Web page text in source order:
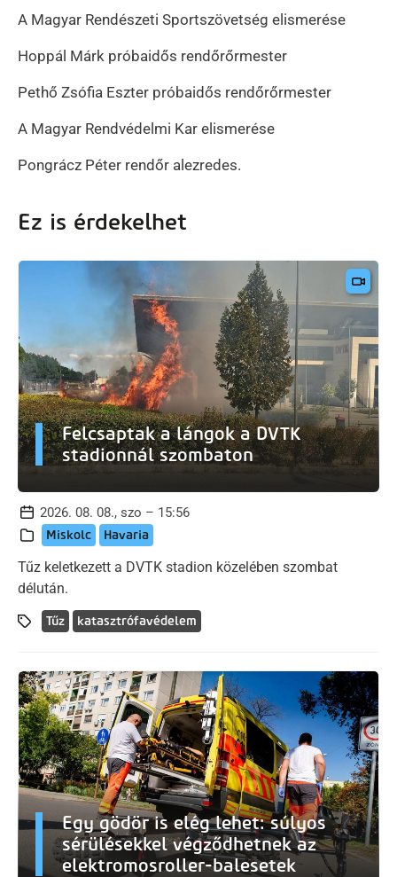
A Magyar Rendészeti Sportszövetség elismerése
Hoppál Márk próbaidős rendőrőrmester
Pethő Zsófia Eszter próbaidős rendőrőrmester
A Magyar Rendvédelmi Kar elismerése
Pongrácz Péter rendőr alezredes.
Ez is érdekelhet
Felcsaptak a lángok a DVTK
stadionnál szombaton
2026. 08. 08., szo – 15:56
Miskolc Havaria
Tűz keletkezett a DVTK stadion közelében szombat
délután.
Tűz katasztrófavédelem
Egy gödör is elég lehet: súlyos
sérülésekkel végződhetnek az
elektromosroller-balesetek